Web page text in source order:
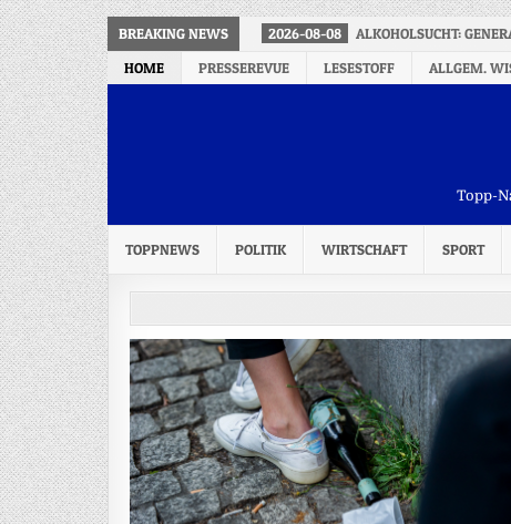
BREAKING NEWS 2026-08-08 ALKOHOLSUCHT:
HOME
PRESSEREVUE LESESTOFF ALLGEM.
Topp-
TOPPNEWS POLITIK WIRTSCHAFT SPORT